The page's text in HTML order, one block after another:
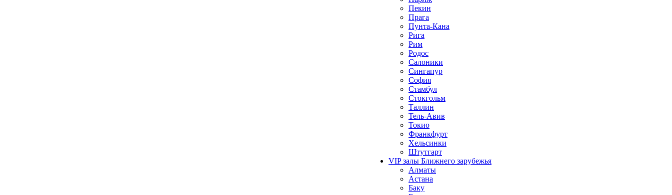
Пекин
Прага
Пунта-Кана
Рига
Рим
Родос
Салоники
Сингапур
София
Стамбул
Стокгольм
Таллин
Тель-Авив
Токио
Франкфурт
Хельсинки
Штутгарт
VIP залы Ближнего зарубежья
Алматы
Астана
Баку